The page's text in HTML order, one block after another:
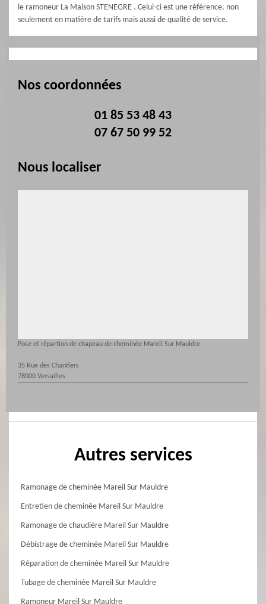
le ramoneur La Maison STENEGRE . Celui-ci est une référence, non
seulement en matière de tarifs mais aussi de qualité de service.
Nos coordonnées
01 85 53 48 43
07 67 50 99 52
Nous localiser
Pose et répartion de chapeau de cheminée Mareil Sur Mauldre
35 Rue des Chantiers
78000 Versailles
Autres services
Ramonage de cheminée Mareil Sur Mauldre
Entretien de cheminée Mareil Sur Mauldre
Ramonage de chaudière Mareil Sur Mauldre
Débistrage de cheminée Mareil Sur Mauldre
Réparation de cheminée Mareil Sur Mauldre
Tubage de cheminée Mareil Sur Mauldre
Ramoneur Mareil Sur Mauldre